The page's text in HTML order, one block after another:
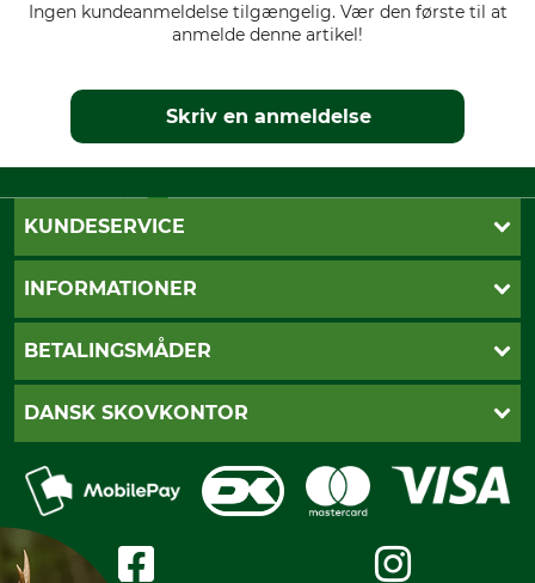
Ingen kundeanmeldelse tilgængelig. Vær den første til at
anmelde denne artikel!
Skriv en anmeldelse
KUNDESERVICE
Kontakt
Cookie-indstillinger
INFORMATIONER
Betalingsmåder
Privatlivspolitik
Handelsbetingelser
Impressum
Gratis returlabel
BETALINGSMÅDER
Dankort
Mobile Pay
Kreditkort
DANSK SKOVKONTOR
Karriere
Messe datoer
Om os
International